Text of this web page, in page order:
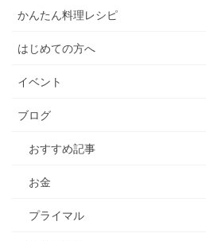
かんたん料理レシピ
はじめての方へ
イベント
ブログ
おすすめ記事
お金
プライマル